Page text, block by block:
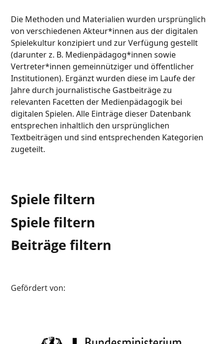
Die Methoden und Materialien wurden ursprünglich
von verschiedenen Akteur*innen aus der digitalen
Spielekultur konzipiert und zur Verfügung gestellt
(darunter z. B. Medienpädagog*innen sowie
Vertreter*innen gemeinnütziger und öffentlicher
Institutionen). Ergänzt wurden diese im Laufe der
Jahre durch journalistische Gastbeiträge zu
relevanten Facetten der Medienpädagogik bei
digitalen Spielen. Alle Einträge dieser Datenbank
entsprechen inhaltlich den ursprünglichen
Textbeiträgen und sind entsprechenden Kategorien
zugeteilt.
Spiele filtern
Spiele filtern
Beiträge filtern
Gefördert von: